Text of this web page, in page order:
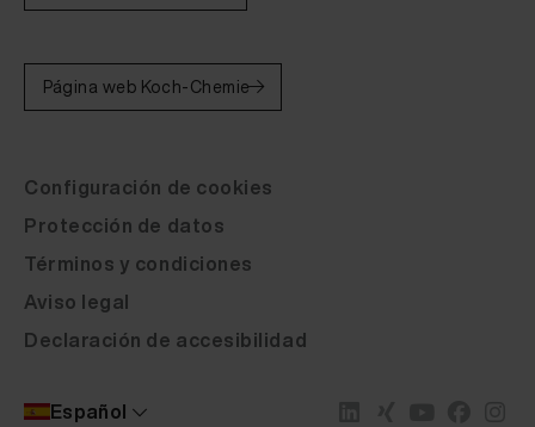
Popularidad
Marca
Página web Koch-Chemie
Español
Configuración de cookies
Protección de datos
Términos y condiciones
Aviso legal
Declaración de accesibilidad